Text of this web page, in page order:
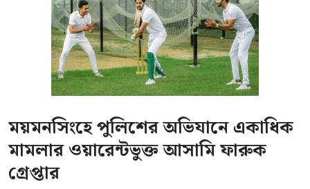
ময়মনসিংহে পুলিশের অভিযানে একাধিক
মামলার ওয়ারেন্টভুক্ত আসামি ফারুক
গ্রেপ্তার